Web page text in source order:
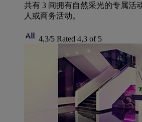
共有 3 间拥有自然采光的专属活
人或商务活动。
4,3/5 Rated 4,3 of 5